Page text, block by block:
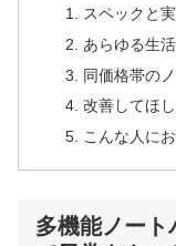
スペックと
あらゆる生
同価格帯の
改善してほ
こんな人に
多機能ノー